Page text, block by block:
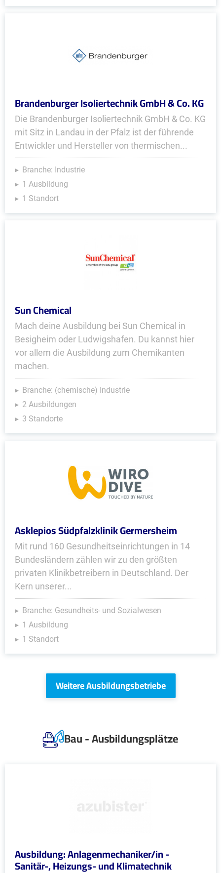
Brandenburger Isoliertechnik GmbH & Co. KG
Die Brandenburger Isoliertechnik GmbH & Co. KG
mit Sitz in Landau in der Pfalz ist der führende
Entwickler und Hersteller von thermischen...
Branche: Industrie
1 Ausbildung
1 Standort
Sun Chemical
Mach deine Ausbildung bei Sun Chemical in
Besigheim oder Ludwigshafen. Du kannst hier
vor allem die Ausbildung zum Chemikanten
machen.
Branche: (chemische) Industrie
2 Ausbildungen
3 Standorte
Asklepios Südpfalzklinik Germersheim
Mit rund 160 Gesundheitseinrichtungen in 14
Bundesländern zählen wir zu den größten
privaten Klinikbetreibern in Deutschland. Der
Kern unserer...
Branche: Gesundheits- und Sozialwesen
1 Ausbildung
1 Standort
Weitere Ausbildungsbetriebe
Bau - Ausbildungsplätze
Ausbildung: Anlagenmechaniker/in -
Sanitär-, Heizungs- und Klimatechnik